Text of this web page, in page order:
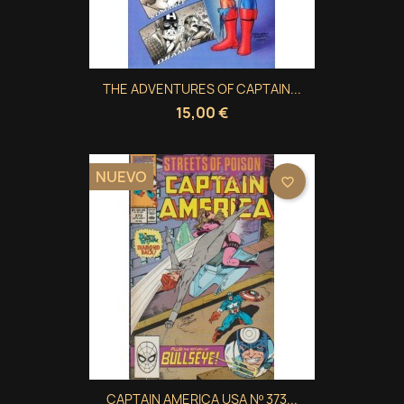
THE ADVENTURES OF CAPTAIN...
15,00 €
CAPTAIN AMERICA USA Nº 373...
NUEVO favorite_border